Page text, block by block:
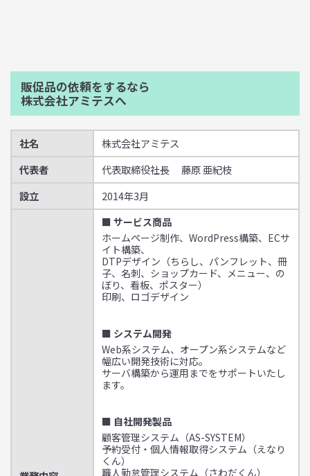
販促品の依頼をするなら
株式会社アミテスへ
社名
株式会社アミテス
代表者
代表取締役社長 藤原 亜紀枝
設立
2014年3月
■ サービス商品
ホームページ制作、WordPress構築、ECサ
イト構築、
DTPデザイン（ちらし、パンフレット、冊
子、名刺、ショップカード、メニュー、の
ぼり、看板、ポスター）
印刷、ロゴデザイン
■ システム開発
Web系システム、オープン系システムなど
幅広い開発技術に対応。
サーバ構築から運用までをサポートいたし
ます。
■ 自社開発製品
顧客管理システム（AS-SYSTEM）
予約受付・個人情報取得システム（えなり
くん）
職人勤怠管理システム（さわだくん）